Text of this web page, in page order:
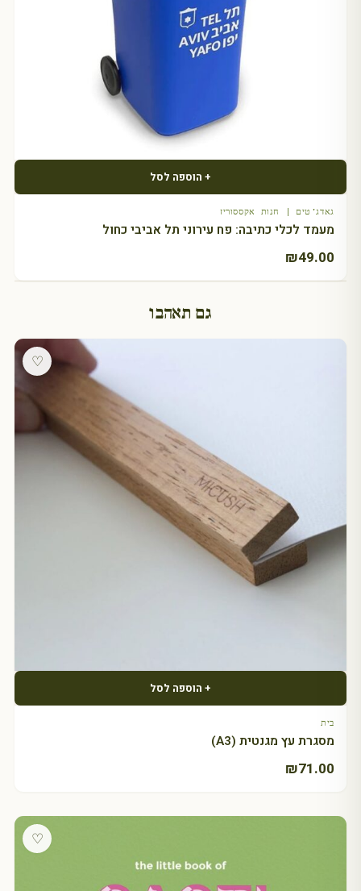
+ הוספה לסל
גאדג'טים | חנות אקססוריז
מעמד לכלי כתיבה: פח עירוני תל אביבי כחול
₪49.00
גם תאהבו
♡
+ הוספה לסל
בית
מסגרת עץ מגנטית (A3)
₪71.00
♡